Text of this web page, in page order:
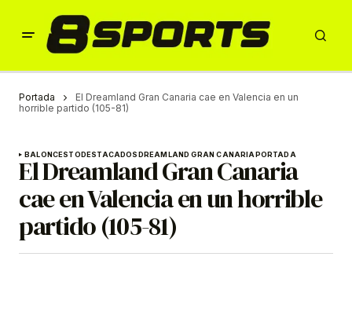
Portada
El Dreamland Gran Canaria cae en Valencia en un
horrible partido (105-81)
BALONCESTODESTACADOSDREAMLAND GRAN CANARIAPORTADA
El Dreamland Gran Canaria
cae en Valencia en un horrible
partido (105-81)